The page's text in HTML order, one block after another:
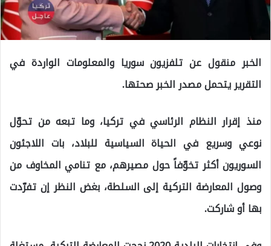
الخبر منقول عن تلفزيون سوريا والمعلومات الواردة في
التقرير يتحمل مصدر الخبر صحتها.
منذ إقرار النظام الرئاسي في تركيا، وما تبعه من تحوّل
نوعي وسريع في الحياة السياسية للبلاد، بات اللاجئون
السوريون أكثر تخوّفاً حول مصيرهم، مع تنامي المخاوف من
وصول المعارضة التركية إلى السلطة، بغض النظر إن تفرّدت
بها أو شاركت.